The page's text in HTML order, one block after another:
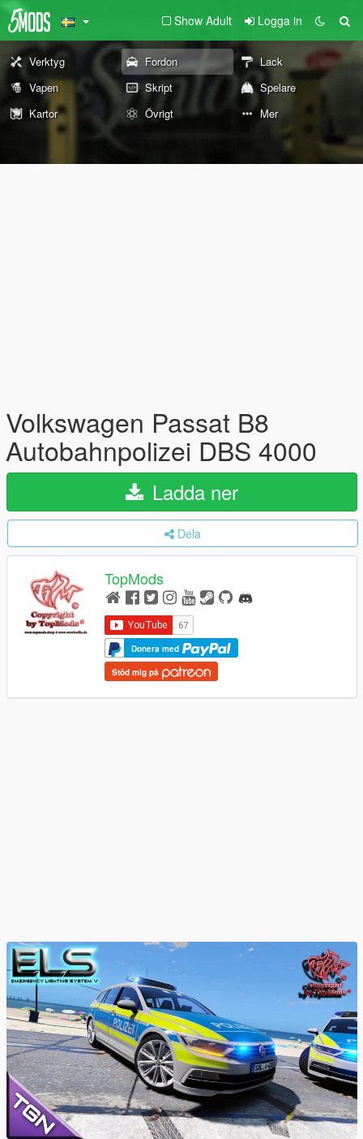
Show Adult Logga in
Verktyg Fordon
Lack
Vapen
Skript
Spelare
Kartor
Övrigt Mer
Volkswagen Passat B8
Autobahnpolizei DBS 4000
Ladda ner
Dela
TopMods
Donera med
Stöd mig på